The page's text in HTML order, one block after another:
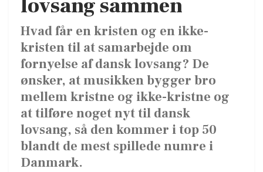
lovsang sammen
Hvad får en kristen og en ikke-
kristen til at samarbejde om
fornyelse af dansk lovsang? De
ønsker, at musikken bygger bro
mellem kristne og ikke-kristne og
at tilføre noget nyt til dansk
lovsang, så den kommer i top 50
blandt de mest spillede numre i
Danmark.